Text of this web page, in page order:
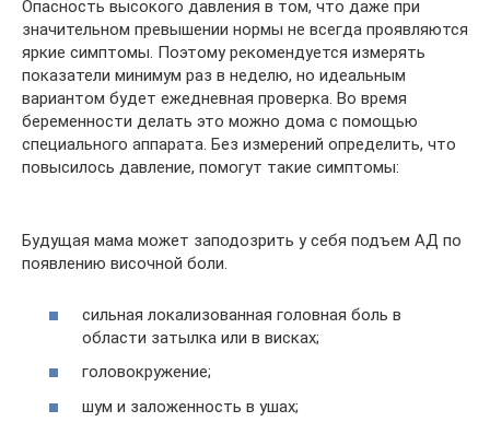
Опасность высокого давления в том, что даже при
значительном превышении нормы не всегда проявляются
яркие симптомы. Поэтому рекомендуется измерять
показатели минимум раз в неделю, но идеальным
вариантом будет ежедневная проверка. Во время
беременности делать это можно дома с помощью
специального аппарата. Без измерений определить, что
повысилось давление, помогут такие симптомы:
Будущая мама может заподозрить у себя подъем АД по
появлению височной боли.
сильная локализованная головная боль в
области затылка или в висках;
головокружение;
шум и заложенность в ушах;